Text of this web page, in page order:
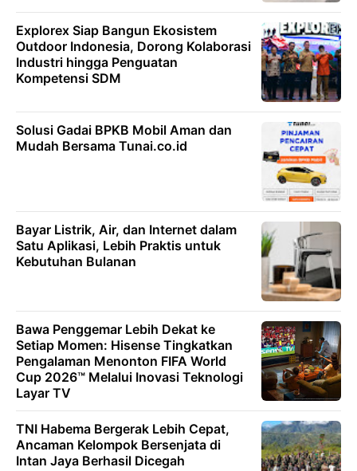
Explorex Siap Bangun Ekosistem
Outdoor Indonesia, Dorong Kolaborasi
Industri hingga Penguatan
Kompetensi SDM
Solusi Gadai BPKB Mobil Aman dan
Mudah Bersama Tunai.co.id
Bayar Listrik, Air, dan Internet dalam
Satu Aplikasi, Lebih Praktis untuk
Kebutuhan Bulanan
Bawa Penggemar Lebih Dekat ke
Setiap Momen: Hisense Tingkatkan
Pengalaman Menonton FIFA World
Cup 2026™ Melalui Inovasi Teknologi
Layar TV
TNI Habema Bergerak Lebih Cepat,
Ancaman Kelompok Bersenjata di
Intan Jaya Berhasil Dicegah